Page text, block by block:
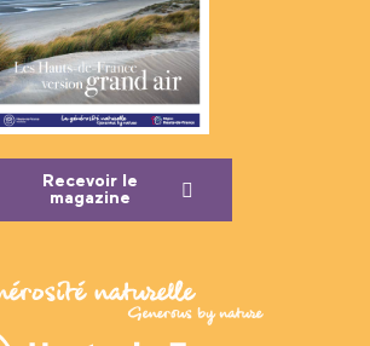
Recevoir le
magazine